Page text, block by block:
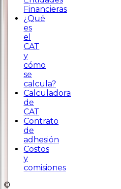
Financieras
¿Qué
es
el
CAT
y
cómo
se
calcula?
Calculadora
de
CAT
Contrato
de
adhesión
Costos
y
comisiones
©